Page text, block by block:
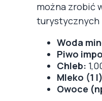
można zrobić
turystycznych
Woda
Piwo
Chleb:
Mleko (1
Owoce